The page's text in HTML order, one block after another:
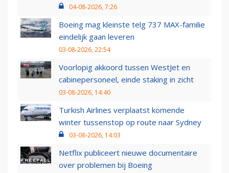
04-08-2026, 7:26
Boeing mag kleinste telg 737 MAX-familie
eindelijk gaan leveren
03-08-2026, 22:54
Voorlopig akkoord tussen WestJet en
cabinepersoneel, einde staking in zicht
03-08-2026, 14:40
Turkish Airlines verplaatst komende
winter tussenstop op route naar Sydney
03-08-2026, 14:03
Netflix publiceert nieuwe documentaire
over problemen bij Boeing